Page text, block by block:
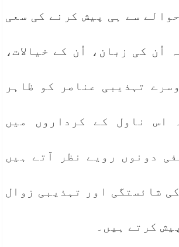
سے ہی پیش کرنے کی سعی
اُن کی زبان، اُن کے خیالات،
تہذیبی عناصر کو ظاہر
اس ناول کے کرداروں میں
دونوں رویے نظر آتے ہیں
شائستگی اور تہذیبی زوال
کرتے ہیں۔